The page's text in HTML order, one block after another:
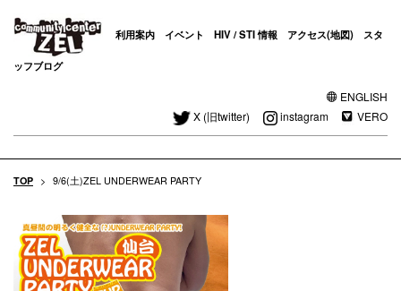
利用案内 イベント HIV / STI 情報 アクセス(地図) スタ
ッフブログ
ENGLISH
X (旧twitter)
instagram VERO
TOP > 9/6(土)ZEL UNDERWEAR PARTY